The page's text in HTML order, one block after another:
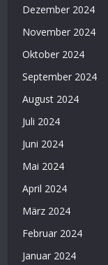
Dezember 2024
November 2024
Oktober 2024
September 2024
August 2024
Juli 2024
Juni 2024
Mai 2024
April 2024
März 2024
Februar 2024
Januar 2024